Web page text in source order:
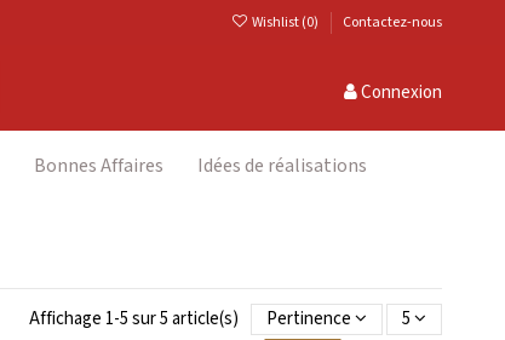
Wishlist (0) Contactez-nous
Connexion
Bonnes Affaires Idées de réalisations
Affichage 1-5 sur 5 article(s) Pertinence 5